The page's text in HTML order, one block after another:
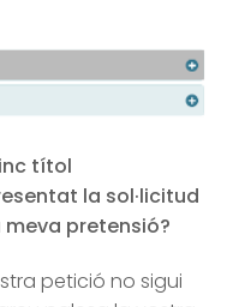
títol
la sol·licitud
meva pretensió?
petició no sigui